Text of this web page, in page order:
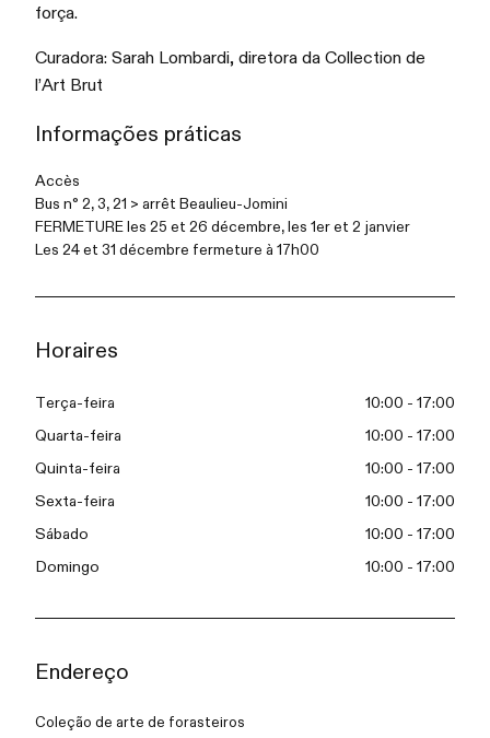
força.
Curadora: Sarah Lombardi, diretora da Collection de
l’Art Brut
Informações práticas
Accès
Bus n° 2, 3, 21 > arrêt Beaulieu-Jomini
FERMETURE les 25 et 26 décembre, les 1er et 2 janvier
Les 24 et 31 décembre fermeture à 17h00
Horaires
Terça-feira 10:00 - 17:00
Quarta-feira 10:00 - 17:00
Quinta-feira 10:00 - 17:00
Sexta-feira 10:00 - 17:00
Sábado 10:00 - 17:00
Domingo 10:00 - 17:00
Endereço
Coleção de arte de forasteiros